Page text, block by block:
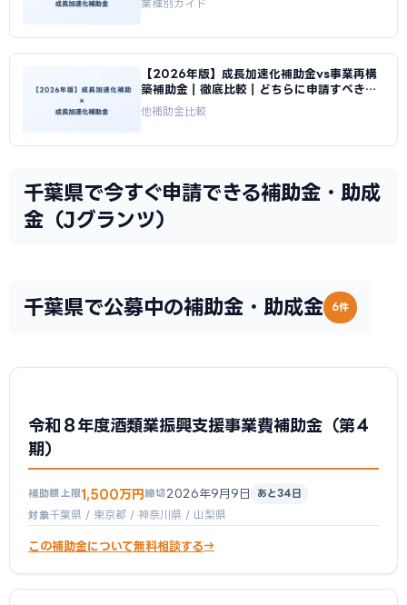
業種別ガイド
【2026年版】成長加速化補助金vs事業再構
築補助金｜徹底比較｜どちらに申請すべきか
｜成長加速化補助金ナビ
他補助金比較
千葉県で今すぐ申請できる補助金・助成
金（Jグランツ）
千葉県で公募中の補助金・助成金 6件
令和８年度酒類業振興支援事業費補助金（第４
期）
補助額上限1,500万円締切 2026年9月9日
あと34日
対象千葉県 / 東京都 / 神奈川県 / 山梨県
この補助金について無料相談する